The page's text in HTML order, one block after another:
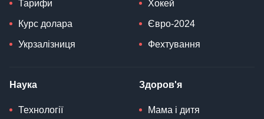
Тарифи
Курс долара
Укрзалізниця
Хокей
Євро-2024
Фехтування
Наука
Технології
Здоров'я
Мама і дитя